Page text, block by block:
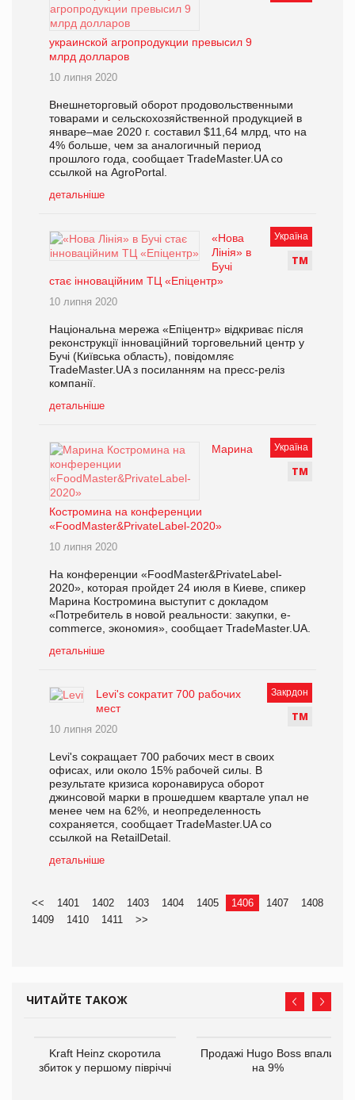
украинской агропродукции превысил 9
млрд долларов
10 липня 2020
Внешнеторговый оборот продовольственными
товарами и сельскохозяйственной продукцией в
январе–мае 2020 г. составил $11,64 млрд, что на
4% больше, чем за аналогичный период
прошлого года, сообщает TradeMaster.UA со
ссылкой на AgroPortal.
детальніше
Україна
ТМ
«Нова
Лінія» в
Бучі
стає інноваційним ТЦ «Епіцентр»
10 липня 2020
Національна мережа «Епіцентр» відкриває після
реконструкції інноваційний торговельний центр у
Бучі (Київська область), повідомляє
TradeMaster.UA з посиланням на пресс-реліз
компанії.
детальніше
Україна
ТМ
Марина
Костромина на конференции
«FoodMaster&PrivateLabel-2020»
10 липня 2020
На конференции «FoodMaster&PrivateLabel-
2020», которая пройдет 24 июля в Киеве, спикер
Марина Костромина выступит с докладом
«Потребитель в новой реальности: закупки, e-
commerce, экономия», сообщает TradeMaster.UA.
детальніше
Закрдон
ТМ
Levi's сократит 700 рабочих
мест
10 липня 2020
Levi's сокращает 700 рабочих мест в своих
офисах, или около 15% рабочей силы. В
результате кризиса коронавируса оборот
джинсовой марки в прошедшем квартале упал не
менее чем на 62%, и неопределенность
сохраняется, сообщает TradeMaster.UA со
ссылкой на RetailDetail.
детальніше
<< 1401 1402 1403 1404 1405 1406 1407
1408
1409
1410 1411 >>
ЧИТАЙТЕ ТАКОЖ
Kraft Heinz скоротила
збиток у першому півріччі
Продажі Hugo Boss впали
на 9%